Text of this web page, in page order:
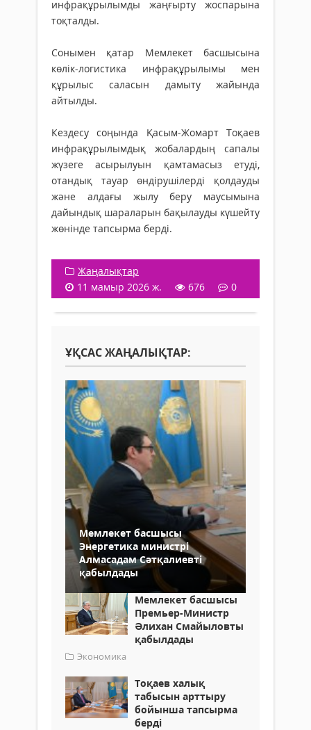
инфрақұрылымды жаңғырту жоспарына
тоқталды.
Сонымен қатар Мемлекет басшысына
көлік-логистика инфрақұрылымы мен
құрылыс саласын дамыту жайында
айтылды.
Кездесу соңында Қасым-Жомарт Тоқаев
инфрақұрылымдық жобалардың сапалы
жүзеге асырылуын қамтамасыз етуді,
отандық тауар өндірушілерді қолдауды
және алдағы жылу беру маусымына
дайындық шараларын бақылауды күшейту
жөнінде тапсырма берді.
Жаңалықтар
11 мамыр 2026 ж.
676 0
ҰҚСАС ЖАҢАЛЫҚТАР:
Мемлекет басшысы
Энергетика министрі
Алмасадам Сәтқалиевті
қабылдады
Мемлекет басшысы
Премьер-Министр
Әлихан Смайыловты
қабылдады
Экономика
Тоқаев халық
табысын арттыру
бойынша тапсырма
берді